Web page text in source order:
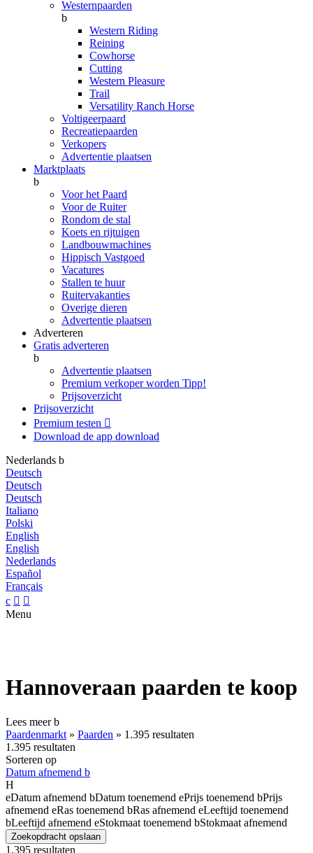
Westernpaarden
b
Western Riding
Reining
Cowhorse
Cutting
Western Pleasure
Trail
Versatility Ranch Horse
Voltigeerpaard
Recreatiepaarden
Verkopers
Advertentie plaatsen
Marktplaats
b
Voor het Paard
Voor de Ruiter
Rondom de stal
Koets en rijtuigen
Landbouwmachines
Hippisch Vastgoed
Vacatures
Stallen te huur
Ruitervakanties
Overige dieren
Advertentie plaatsen
Adverteren
Gratis adverteren
b
Advertentie plaatsen
Premium verkoper worden Tipp!
Prijsoverzicht
Prijsoverzicht
Premium testen 
Download de app download
Nederlands b
Deutsch
Deutsch
Deutsch
Italiano
Polski
English
English
Nederlands
Español
Français
c  
Menu
Hannoveraan paarden te koop
Lees meerb
Paardenmarkt » Paarden » 1.395 resultaten
1.395 resultaten
Sorteren op
Datum afnemend b
H
eDatum afnemend bDatum toenemend ePrijs toenemend bPrijs
afnemend eRas toenemend bRas afnemend eLeeftijd toenemend
bLeeftijd afnemend eStokmaat toenemend bStokmaat afnemend
Zoekopdracht opslaan
1.395 resultaten